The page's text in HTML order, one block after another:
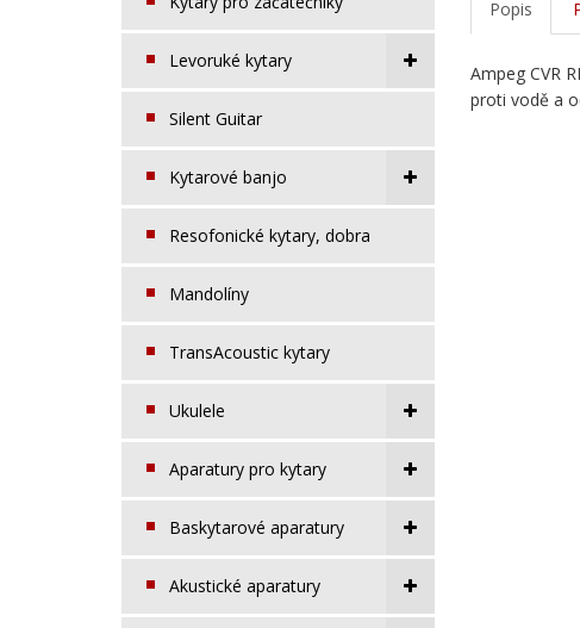
Levoruké kytary
Silent Guitar
Kytarové banjo
Resofonické kytary, dobra
Mandolíny
TransAcoustic kytary
Ukulele
Aparatury pro kytary
Baskytarové aparatury
Akustické aparatury
Popis
Ampeg CVR
proti vodě a